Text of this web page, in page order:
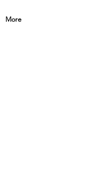
More